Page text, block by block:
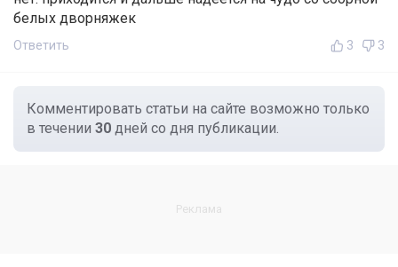
белых дворняжек
Ответить 3 3
Комментировать статьи на сайте возможно только
в течении 30 дней со дня публикации.